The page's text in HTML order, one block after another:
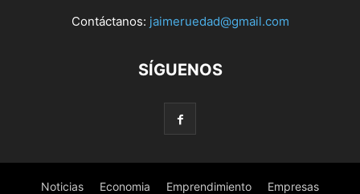
Contáctanos: jaimeruedad@gmail.com
SÍGUENOS
Noticias Economia Emprendimiento Empresas